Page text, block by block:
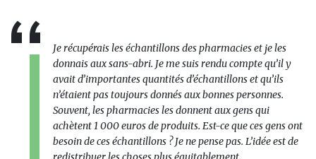
Je récupérais les échantillons des pharmacies et je les
donnais aux sans-abri. Je me suis rendu compte qu’il y
avait d’importantes quantités d’échantillons et qu’ils
n’étaient pas toujours donnés aux bonnes personnes.
Souvent, les pharmacies les donnent aux gens qui
achètent 1 000 euros de produits. Est-ce que ces gens ont
besoin de ces échantillons ? Je ne pense pas. L’idée est de